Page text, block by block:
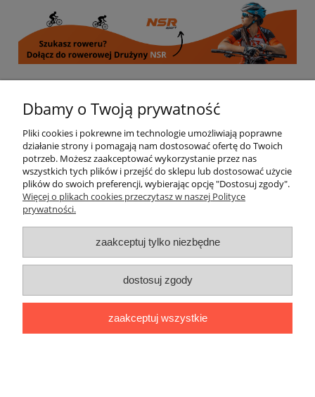
Informacje
Moje konto
Płatności i dostawa
Kontakt
Społeczność
Saturna 37, 67-200 Głogów |sklep@nsrsport.pl
NIP: 6921137889 | REGON: 390919005
Dbamy o Twoją prywatność
Pliki cookies i pokrewne im technologie umożliwiają poprawne
działanie strony i pomagają nam dostosować ofertę do Twoich
potrzeb. Możesz zaakceptować wykorzystanie przez nas
wszystkich tych plików i przejść do sklepu lub dostosować użycie
plików do swoich preferencji, wybierając opcję "Dostosuj zgody".
Więcej o plikach cookies przeczytasz w naszej Polityce
prywatności.
zaakceptuj tylko niezbędne
dostosuj zgody
zaakceptuj wszystkie